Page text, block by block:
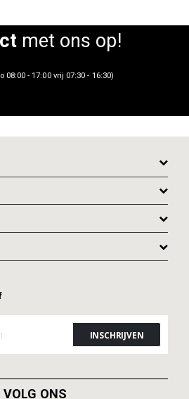
ADD TO CART
met ons op!
08:00 - 17:00 vrij 07:30 - 16:30)
VOLG ONS